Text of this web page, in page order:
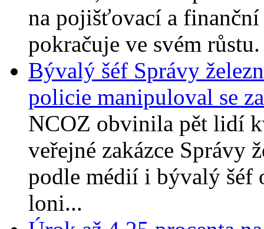
na pojišťovací a
pokračuje ve svém
Bývalý šéf Správy
policie manipuloval se
NCOZ obvinila pět lidí
veřejné zakázce Správy
podle médií i bývalý šéf
loni...